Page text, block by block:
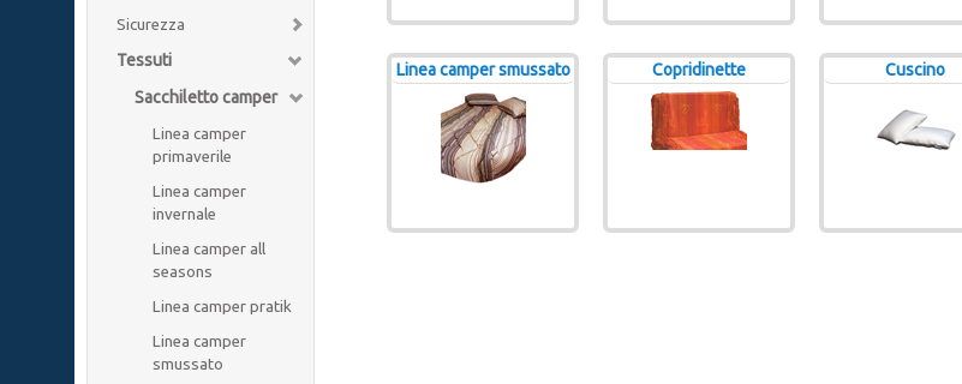
Sicurezza
Tessuti
Sacchiletto camper
Linea camper
primaverile
Linea camper
invernale
Linea camper all
seasons
Linea camper pratik
Linea camper
smussato
Linea camper smussato Copridinette Cuscino